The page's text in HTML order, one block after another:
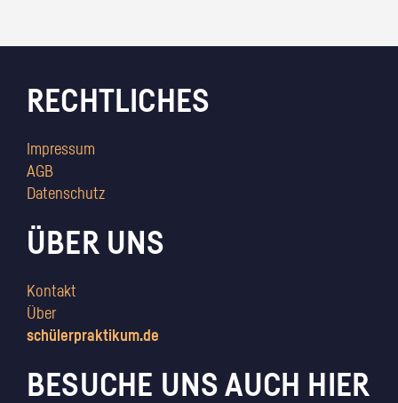
RECHTLICHES
Impressum
AGB
Datenschutz
ÜBER UNS
Kontakt
Über
schülerpraktikum.de
BESUCHE UNS AUCH HIER